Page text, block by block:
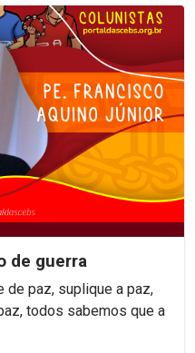
de guerra
de paz, suplique a paz,
todos sabemos que a